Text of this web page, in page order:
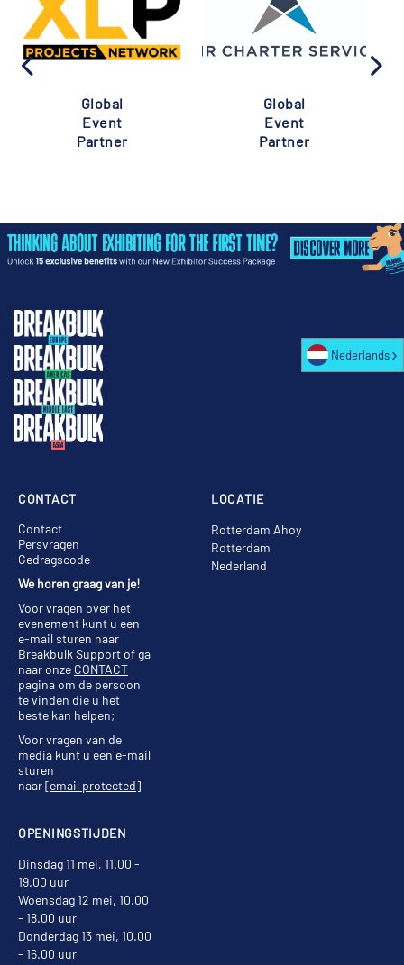
Global
Event
Partner
Global
Event
Partner
LOCATIE
Rotterdam Ahoy
Rotterdam
Nederland
OPENINGSTIJDEN
Dinsdag 11 mei, 11.00 -
19.00 uur
Woensdag 12 mei, 10.00
- 18.00 uur
Donderdag 13 mei, 10.00
- 16.00 uur
CONTACT
Contact
Persvragen
Gedragscode
We horen graag van je!
Voor vragen over het
evenement kunt u een
e-mail sturen naar
Breakbulk Supportof ga
naar onze CONTACT
pagina om de persoon
te vinden die u het
beste kan helpen;
Voor vragen van de
media kunt u een e-mail
sturen
naar[email protected]
Nederlands